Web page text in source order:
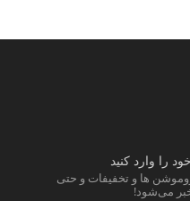
را وارد کنید
ها و تخفیفات و حتی
می‌شود!